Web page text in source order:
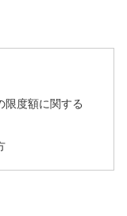
限度額に関する